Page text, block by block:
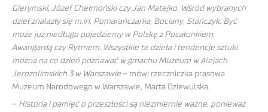
Gierymski, Józef Chełmoński czy Jan Matejko. Wśród wybranych
dzieł znalazły się m.in. Pomarańczarka, Bociany, Stańczyk. Być
może już niedługo pojedziemy w Polskę z Pocałunkiem,
Awangardą czy Rytmem. Wszystkie te dzieła i tendencje sztuki
można na co dzień poznawać w gmachu Muzeum w Alejach
Jerozolimskich 3 w Warszawie – mówi rzeczniczka prasowa
Muzeum Narodowego w Warszawie, Marta Dziewulska.
– Historia i pamięć o przeszłości są niezmiernie ważne, ponieważ